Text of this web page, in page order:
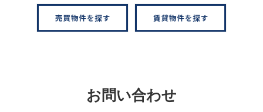
お問い合わせ